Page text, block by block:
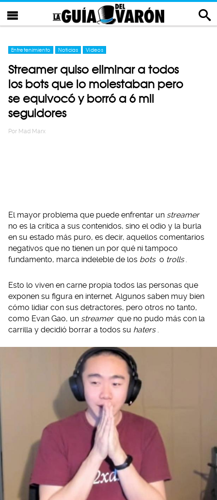
Entretenimiento Noticias Videos
Streamer quiso eliminar a todos
los bots que lo molestaban pero
se equivocó y borró a 6 mil
seguidores
Por Mad Marx
El mayor problema que puede enfrentar un streamer
no es la crítica a sus contenidos, sino el odio y la burla
en su estado más puro, es decir, aquellos comentarios
negativos que no tienen un por qué ni tampoco
fundamento, marca indeleble de los bots o trolls .
Esto lo viven en carne propia todos las personas que
exponen su figura en internet. Algunos saben muy bien
cómo lidiar con sus detractores, pero otros no tanto,
como Evan Gao, un streamer que no pudo más con la
carrilla y decidió borrar a todos su haters .